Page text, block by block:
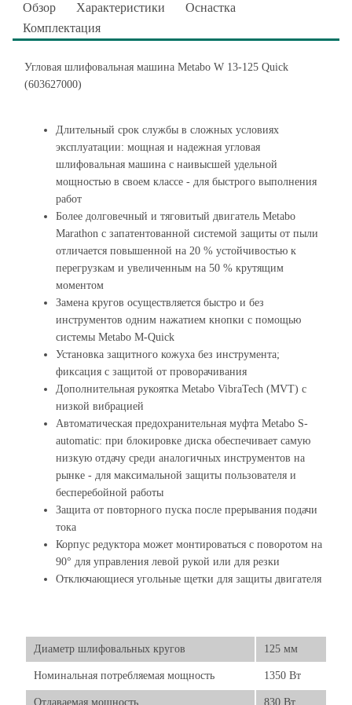
Обзор Характеристики
Оснастка
Комплектация
Угловая шлифовальная машина Metabo W 13-125 Quick
(603627000)
Длительный срок службы в сложных условиях
эксплуатации: мощная и надежная угловая
шлифовальная машина с наивысшей удельной
мощностью в своем классе - для быстрого выполнения
работ
Более долговечный и тяговитый двигатель Metabo
Marathon с запатентованной системой защиты от пыли
отличается повышенной на 20 % устойчивостью к
перегрузкам и увеличенным на 50 % крутящим
моментом
Замена кругов осуществляется быстро и без
инструментов одним нажатием кнопки с помощью
системы Metabo M-Quick
Установка защитного кожуха без инструмента;
фиксация с защитой от проворачивания
Дополнительная рукоятка Metabo VibraTech (MVT) с
низкой вибрацией
Автоматическая предохранительная муфта Metabo S-
automatic: при блокировке диска обеспечивает самую
низкую отдачу среди аналогичных инструментов на
рынке - для максимальной защиты пользователя и
бесперебойной работы
Защита от повторного пуска после прерывания подачи
тока
Корпус редуктора может монтироваться с поворотом на
90° для управления левой рукой или для резки
Отключающиеся угольные щетки для защиты двигателя
Диаметр шлифовальных кругов 125 мм
Номинальная потребляемая мощность 1350 Вт
Отдаваемая мощность 830 Вт